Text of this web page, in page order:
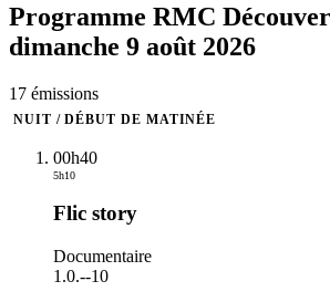
Programme RMC
dimanche 9 août 2026
17 émissions
NUIT / DÉBUT DE MATINÉE
00h40
5h10
Flic story
Documentaire
1.0.--10